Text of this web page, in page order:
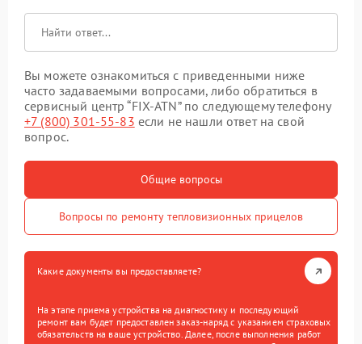
Вы можете ознакомиться с приведенными ниже
часто задаваемыми вопросами, либо обратиться в
сервисный центр “FIX-ATN” по следующему телефону
+7 (800) 301-55-83 если не нашли ответ на свой
вопрос.
Общие вопросы
Вопросы по ремонту тепловизионных прицелов
Какие документы вы предоставляете?
На этапе приема устройства на диагностику и последующий
ремонт вам будет предоставлен заказ-наряд с указанием страховых
обязательств на ваше устройство. Далее, после выполнения работ